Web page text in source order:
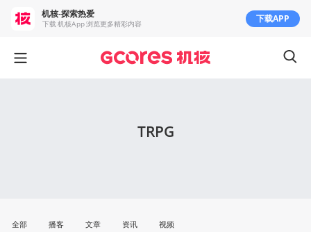
TRPG
全部 播客 文章 资讯 视频
机核-探索热爱
下载 机核App 浏览更多精彩内容 下载APP